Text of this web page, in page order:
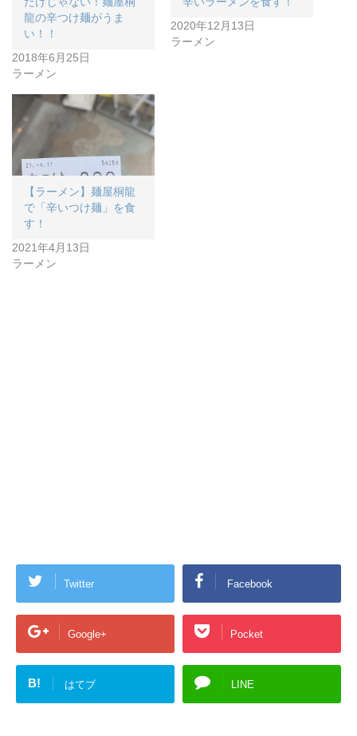
龍の辛つけ麺がうま
い！！
2018年6月25日
ラーメン
2020年12月13日
ラーメン
【ラーメン】麺屋桐龍
で「辛いつけ麺」を食
す！
2021年4月13日
ラーメン
Twitter Facebook
Google+ Pocket
B! はてブ LINE